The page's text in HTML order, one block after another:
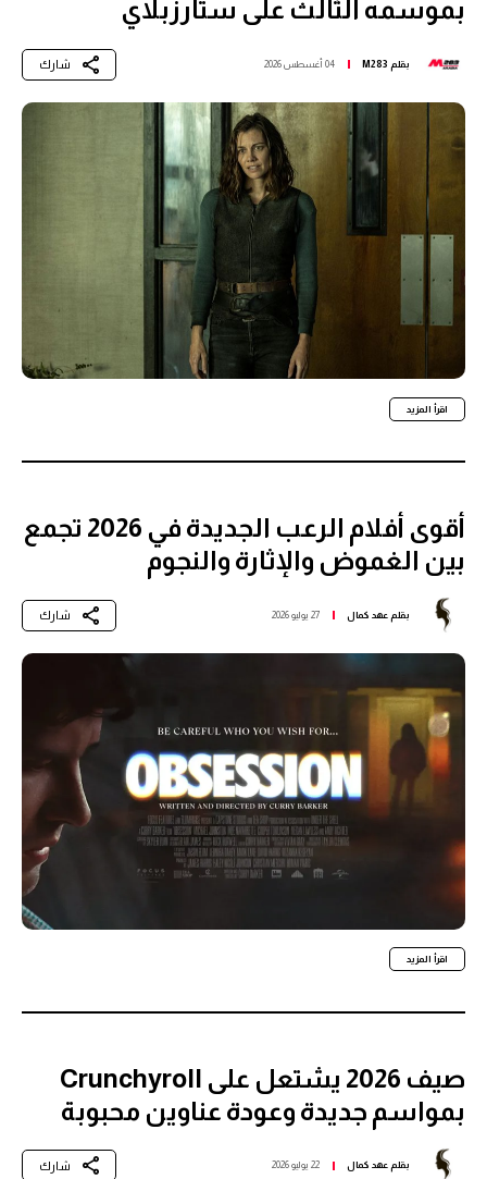
بموسمه الثالث على ستارزبلاي
بقلم M283 04 أغسطس 2026 شارك
اقرأ المزيد
أقوى أفلام الرعب الجديدة في 2026 تجمع
بين الغموض والإثارة والنجوم
بقلم عهد كمال 27 يوليو 2026 شارك
اقرأ المزيد
صيف 2026 يشتعل على Crunchyroll
بمواسم جديدة وعودة عناوين محبوبة
بقلمعهد كمال 22 يوليو 2026 شارك